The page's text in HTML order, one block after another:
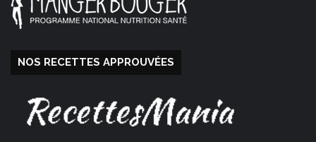
NOS RECETTES APPROUVÉES